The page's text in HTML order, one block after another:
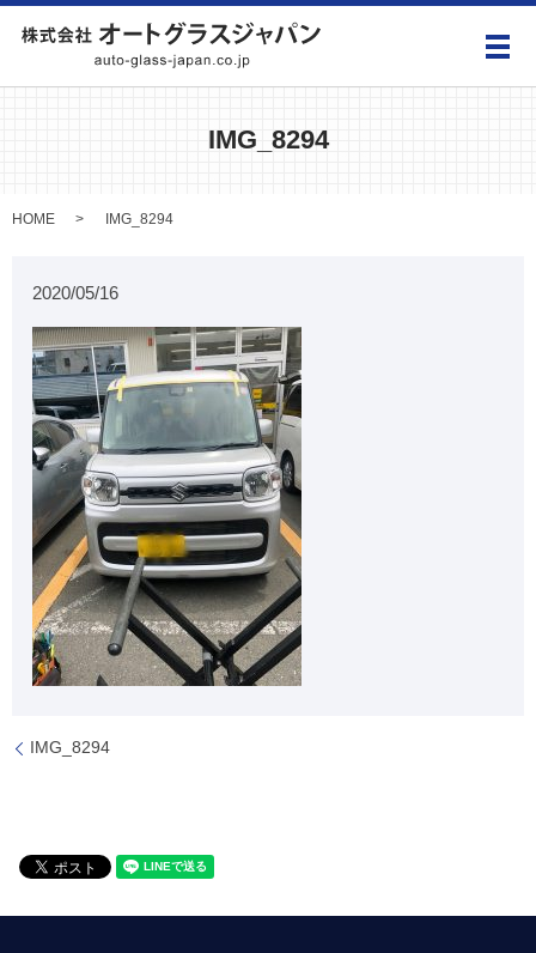
メ
IMG_8294
HOME IMG_8294
2020/05/16
IMG_8294